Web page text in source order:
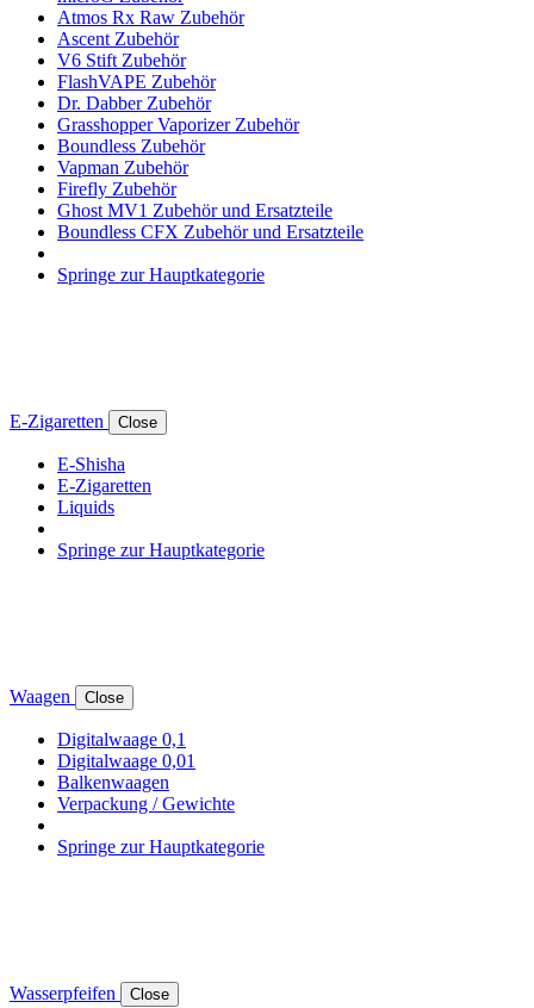
Atmos Rx Raw Zubehör
Ascent Zubehör
V6 Stift Zubehör
FlashVAPE Zubehör
Dr. Dabber Zubehör
Grasshopper Vaporizer Zubehör
Boundless Zubehör
Vapman Zubehör
Firefly Zubehör
Ghost MV1 Zubehör und Ersatzteile
Boundless CFX Zubehör und Ersatzteile
Springe zur Hauptkategorie
E-Zigaretten Close
E-Shisha
E-Zigaretten
Liquids
Springe zur Hauptkategorie
Waagen Close
Digitalwaage 0,1
Digitalwaage 0,01
Balkenwaagen
Verpackung / Gewichte
Springe zur Hauptkategorie
Wasserpfeifen Close